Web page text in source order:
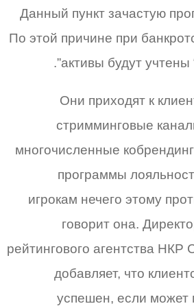
Данный пункт зачастую
По этой причине при
активы будут учтены
Они приходят к
стримминговые
многочисленные
программы
игрокам нечего этому
говорит она.
рейтингового агентства НКР
добавляет, что
успешен, если может